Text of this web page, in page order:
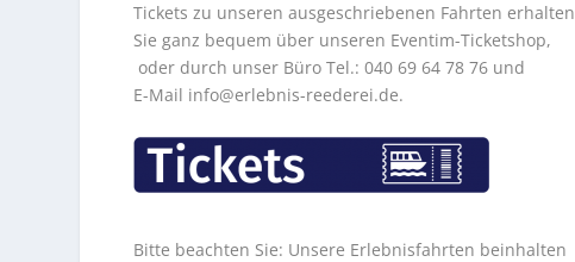
Tickets zu unseren ausgeschriebenen Fahrten erhalten
Sie ganz bequem über unseren Eventim-Ticketshop,
oder durch unser Büro Tel.: 040 69 64 78 76 und
E-Mail info@erlebnis-reederei.de.
Bitte beachten Sie: Unsere Erlebnisfahrten beinhalten